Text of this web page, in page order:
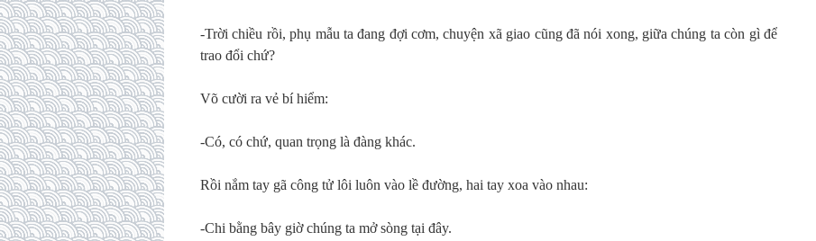
-Trời chiều rồi, phụ mẫu ta đang đợi cơm, chuyện xã giao cũng đã nói xong, giữa chúng ta còn gì để
trao đổi chứ?
Võ cười ra vẻ bí hiểm:
-Có, có chứ, quan trọng là đàng khác.
Rồi nắm tay gã công tử lôi luôn vào lề đường, hai tay xoa vào nhau:
-Chi bằng bây giờ chúng ta mở sòng tại đây.